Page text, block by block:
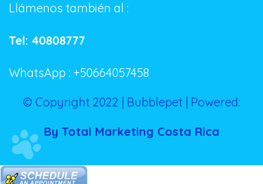
Llámenos también al :
Tel: 40808777
WhatsApp : +50664057458
© Copyright 2022 | Bubblepet | Powered:
By Total Marketing Costa Rica